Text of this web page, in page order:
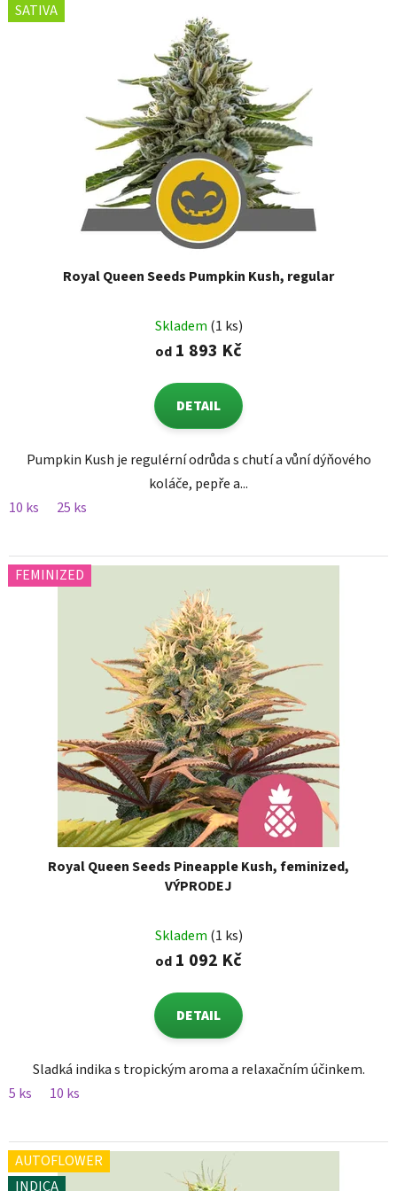
SATIVA
Royal Queen Seeds Pumpkin Kush, regular
Skladem (1 ks)
od 1 893 Kč
DETAIL
Pumpkin Kush je regulérní odrůda s chutí a vůní dýňového
koláče, pepře a...
10 ks
25 ks
FEMINIZED
Royal Queen Seeds Pineapple Kush, feminized,
VÝPRODEJ
Skladem (1 ks)
od 1 092 Kč
DETAIL
Sladká indika s tropickým aroma a relaxačním účinkem.
5 ks
10 ks
AUTOFLOWER
INDICA